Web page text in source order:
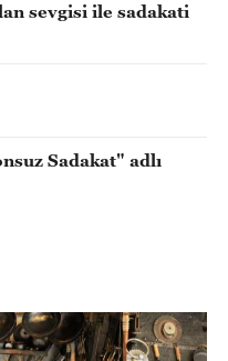
sevgisi ile sadakati
Sadakat" adlı